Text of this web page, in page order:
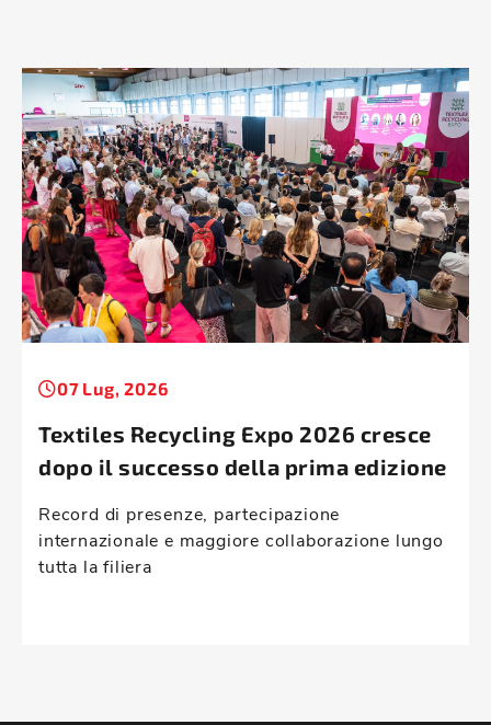
07 Lug, 2026
Textiles Recycling Expo 2026 cresce
dopo il successo della prima edizione
Record di presenze, partecipazione
internazionale e maggiore collaborazione lungo
tutta la filiera